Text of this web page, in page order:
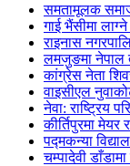
समतामूलक
गाई भैंसीमा
राइनास
लमजुङमा
कांग्रेस नेता
वाइसीएल
नेवा: राष्ट्रिय
कीर्तिपुरमा
पद्मकन्या
चम्पादेवी